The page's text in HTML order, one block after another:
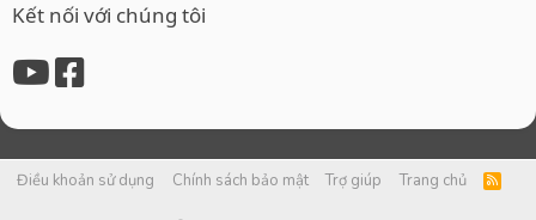
Kết nối với chúng tôi
Điều khoản sử dụng Chính sách bảo mật Trợ giúp Trang chủ
R
S